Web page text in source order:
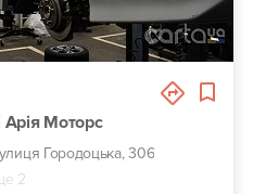
Моторс
Городоцька, 306
2